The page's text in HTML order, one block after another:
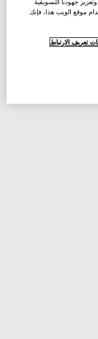
جهودنا التسويقية
موقع الويب هذا، فإنك
تعريف الارتباط